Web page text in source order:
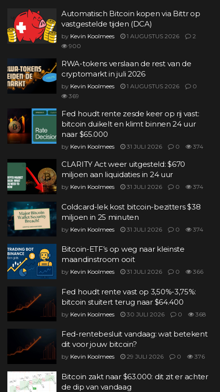
Automatisch Bitcoin kopen via Bittr op
vastgestelde tijden (DCA)
by Kevin Koolmees 1 AUGUSTUS 2026
2
900
RWA-tokens verslaan de rest van de
cryptomarkt in juli 2026
by Kevin Koolmees 1 AUGUSTUS 2026
0
369
Fed houdt rente zesde keer op rij vast:
bitcoin duikelt en klimt binnen 24 uur
naar $65.000
by Kevin Koolmees 31 JULI 2026 0 374
CLARITY Act weer uitgesteld: $670
miljoen aan liquidaties in 24 uur
by Kevin Koolmees 31 JULI 2026 0 374
Coldcard-lek kost bitcoin-bezitters $38
miljoen in 25 minuten
by Kevin Koolmees 31 JULI 2026 0 374
Bitcoin-ETF’s op weg naar kleinste
maandinstroom ooit
by Kevin Koolmees 31 JULI 2026 0 366
Fed houdt rente vast op 3,50%-3,75%:
bitcoin stuitert terug naar $64.400
by Kevin Koolmees 30 JULI 2026 0 368
Fed-rentebesluit vandaag: wat betekent
dit voor jouw bitcoin?
by Kevin Koolmees 29 JULI 2026 0 376
Bitcoin zakt naar $63.000: dit zit er achter
de dip van vandaag